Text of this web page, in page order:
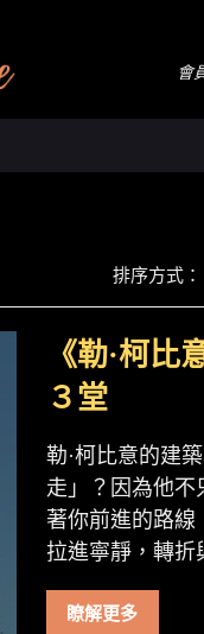
會
排序方式：
《勒·柯
３堂
勒·柯比意的建
走」？因為他不
著你前進的路線
拉進寧靜，轉折
瞭解更多